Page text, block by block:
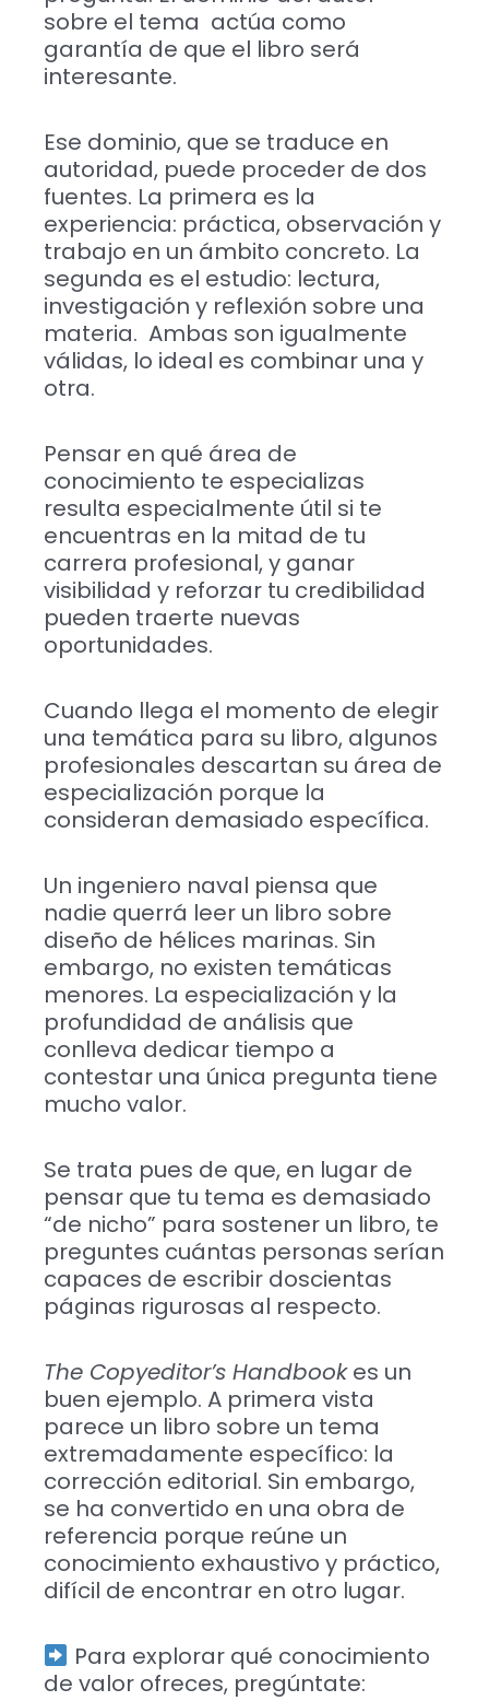
sobre el tema actúa como
garantía de que el libro será
interesante.
Ese dominio, que se traduce en
autoridad, puede proceder de dos
fuentes. La primera es la
experiencia: práctica, observación y
trabajo en un ámbito concreto. La
segunda es el estudio: lectura,
investigación y reflexión sobre una
materia. Ambas son igualmente
válidas, lo ideal es combinar una y
otra.
Pensar en qué área de
conocimiento te especializas
resulta especialmente útil si te
encuentras en la mitad de tu
carrera profesional, y ganar
visibilidad y reforzar tu credibilidad
pueden traerte nuevas
oportunidades.
Cuando llega el momento de elegir
una temática para su libro, algunos
profesionales descartan su área de
especialización porque la
consideran demasiado específica.
Un ingeniero naval piensa que
nadie querrá leer un libro sobre
diseño de hélices marinas. Sin
embargo, no existen temáticas
menores. La especialización y la
profundidad de análisis que
conlleva dedicar tiempo a
contestar una única pregunta tiene
mucho valor.
Se trata pues de que, en lugar de
pensar que tu tema es demasiado
“de nicho” para sostener un libro, te
preguntes cuántas personas serían
capaces de escribir doscientas
páginas rigurosas al respecto.
The Copyeditor’s Handbookes un
buen ejemplo. A primera vista
parece un libro sobre un tema
extremadamente específico: la
corrección editorial. Sin embargo,
se ha convertido en una obra de
referencia porque reúne un
conocimiento exhaustivo y práctico,
difícil de encontrar en otro lugar.
Para explorar qué conocimiento
de valor ofreces, pregúntate: